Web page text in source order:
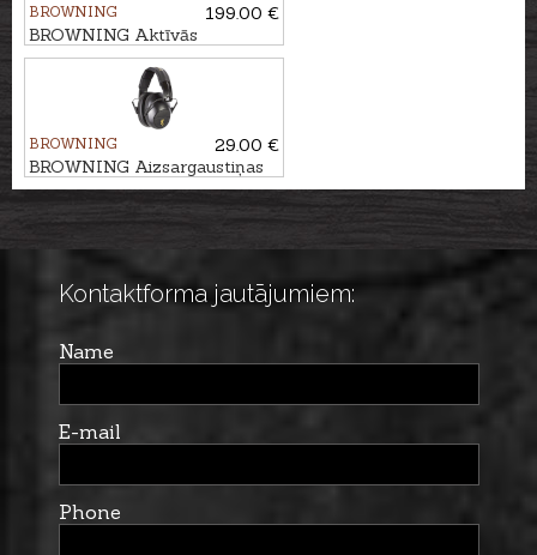
BROWNING
199.00 €
BROWNING Aktīvās
aizsargaustiņas PROTECTOR
BROWNING
29.00 €
BROWNING Aizsargaustiņas
COMPACT
Kontaktforma jautājumiem:
Name
E-mail
Phone